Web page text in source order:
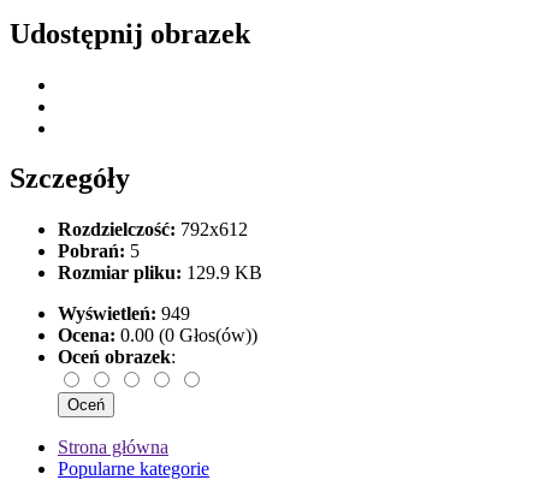
Udostępnij obrazek
Szczegóły
Rozdzielczość: 792x612
Pobrań: 5
Rozmiar pliku: 129.9 KB
Wyświetleń: 949
Ocena: 0.00 (0 Głos(ów))
Oceń obrazek:
Strona główna
Popularne kategorie